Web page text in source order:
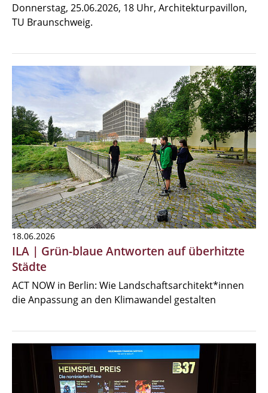
Donnerstag, 25.06.2026, 18 Uhr, Architekturpavillon,
TU Braunschweig.
18.06.2026
ILA | Grün-blaue Antworten auf überhitzte
Städte
ACT NOW in Berlin: Wie Landschaftsarchitekt*innen
die Anpassung an den Klimawandel gestalten